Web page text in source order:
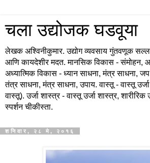
चला उद्योजक घडवूया
लेखक अश्विनीकुमार. उद्योग व्यवसाय गुंतवणूक सल्ला,
आणि कायदेशीर मदत. मानसिक विकास - संमोहन,
अध्यात्मिक विकास - ध्यान साधना, मंत्र साधना,
तंत्र साधना, मंत्र साधना, उपाय. वास्तू - वास्तू
वास्तू). उर्जा शास्त्र - वास्तू उर्जा शास्त्र, शारीरिक
स्पर्शन चीकीस्ता.
शनिवार, २८ मे, २०१६